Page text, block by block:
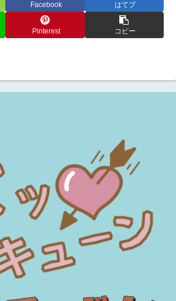
Facebook はてブ
Pinterest コピー